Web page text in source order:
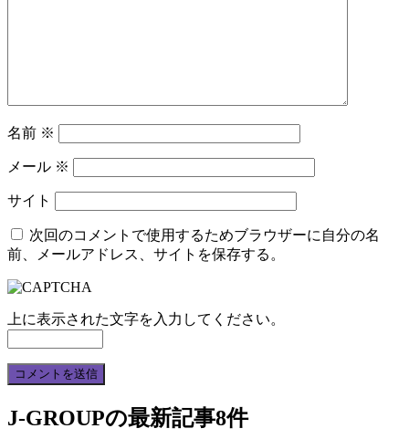
名前 ※
メール ※
サイト
次回のコメントで使用するためブラウザーに自分の名
前、メールアドレス、サイトを保存する。
上に表示された文字を入力してください。
J-GROUPの最新記事8件